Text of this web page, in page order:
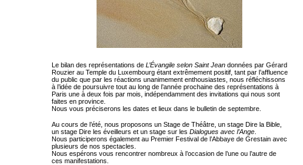
Le bilan des représentations de L’Évangile selon Saint Jeandonnées par Gérard
Rouzier au Temple du Luxembourg étant extrêmement positif, tant par l’affluence
du public que par les réactions unanimement enthousiastes, nous réfléchissons
à l’idée de poursuivre tout au long de l’année prochaine des représentations à
Paris une à deux fois par mois, indépendamment des invitations qui nous sont
faites en province.
Nous vous préciserons les dates et lieux dans le bulletin de septembre.
Au cours de l’été, nous proposons un Stage de Théâtre, un stage Dire la Bible,
un stage Dire les éveilleurs et un stage sur les Dialogues avec l’Ange.
Nous participerons également au Premier Festival de l’Abbaye de Grestain avec
plusieurs de nos spectacles.
Nous espérons vous rencontrer nombreux à l’occasion de l’une ou l’autre de
ces manifestations.